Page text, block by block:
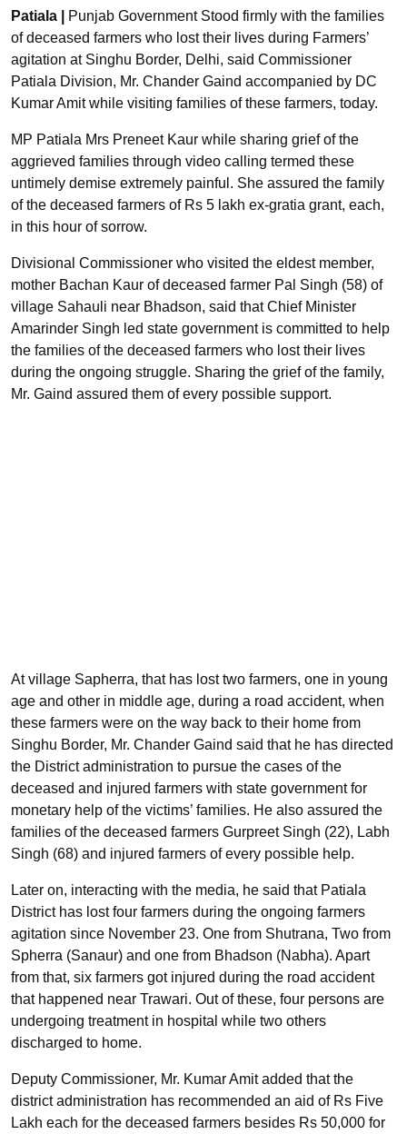
Patiala |
Punjab Government Stood firmly with the families
of deceased farmers who lost their lives during Farmers’
agitation at Singhu Border, Delhi, said Commissioner
Patiala Division, Mr. Chander Gaind accompanied by DC
Kumar Amit while visiting families of these farmers, today.
MP Patiala Mrs Preneet Kaur while sharing grief of the
aggrieved families through video calling termed these
untimely demise extremely painful. She assured the family
of the deceased farmers of Rs 5 lakh ex-gratia grant, each,
in this hour of sorrow.
Divisional Commissioner who visited the eldest member,
mother Bachan Kaur of deceased farmer Pal Singh (58) of
village Sahauli near Bhadson, said that Chief Minister
Amarinder Singh led state government is committed to help
the families of the deceased farmers who lost their lives
during the ongoing struggle. Sharing the grief of the family,
Mr. Gaind assured them of every possible support.
At village Sapherra, that has lost two farmers, one in young
age and other in middle age, during a road accident, when
these farmers were on the way back to their home from
Singhu Border, Mr. Chander Gaind said that he has directed
the District administration to pursue the cases of the
deceased and injured farmers with state government for
monetary help of the victims’ families. He also assured the
families of the deceased farmers Gurpreet Singh (22), Labh
Singh (68) and injured farmers of every possible help.
Later on, interacting with the media, he said that Patiala
District has lost four farmers during the ongoing farmers
agitation since November 23. One from Shutrana, Two from
Spherra (Sanaur) and one from Bhadson (Nabha). Apart
from that, six farmers got injured during the road accident
that happened near Trawari. Out of these, four persons are
undergoing treatment in hospital while two others
discharged to home.
Deputy Commissioner, Mr. Kumar Amit added that the
district administration has recommended an aid of Rs Five
Lakh each for the deceased farmers besides Rs 50,000 for